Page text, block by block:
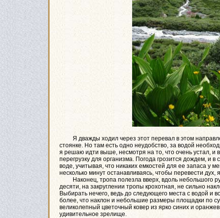
Я дважды ходил через этот перевал в этом
стоянке. Но там есть одно неудобство, за водой
я решаю идти выше, несмотря на то, что очень устал, и
перегрузку для организма. Погода грозится дождем, и
воде, учитывая, что никаких емкостей для ее запаса у
несколько минут останавливаясь, чтобы перевести
Наконец, тропа полезла вверх, вдоль небольшого
десяти, на закруглении тропы крохотная, не сильно
Выбирать нечего, ведь до следующего места с водой и
более, что наклон и небольшие размеры площадки по
великолепный цветочный ковер из ярко синих и
удивительное зрелище.